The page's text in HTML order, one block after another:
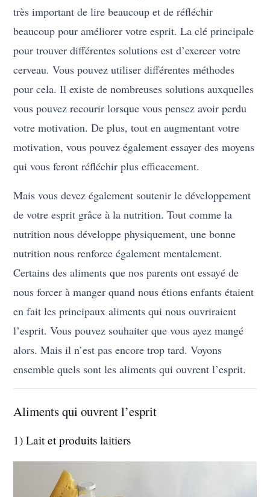
très important de lire beaucoup et de réfléchir
beaucoup pour améliorer votre esprit. La clé principale
pour trouver différentes solutions est d’exercer votre
cerveau. Vous pouvez utiliser différentes méthodes
pour cela. Il existe de nombreuses solutions auxquelles
vous pouvez recourir lorsque vous pensez avoir perdu
votre motivation. De plus, tout en augmentant votre
motivation, vous pouvez également essayer des moyens
qui vous feront réfléchir plus efficacement.
Mais vous devez également soutenir le développement
de votre esprit grâce à la nutrition. Tout comme la
nutrition nous développe physiquement, une bonne
nutrition nous renforce également mentalement.
Certains des aliments que nos parents ont essayé de
nous forcer à manger quand nous étions enfants étaient
en fait les principaux aliments qui nous ouvriraient
l’esprit. Vous pouvez souhaiter que vous ayez mangé
alors. Mais il n’est pas encore trop tard. Voyons
ensemble quels sont les aliments qui ouvrent l’esprit.
Aliments qui ouvrent l’esprit
1) Lait et produits laitiers